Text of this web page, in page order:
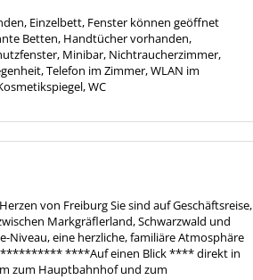
Einzelbett, Fenster können geöffnet
Betten, Handtücher vorhanden,
Minibar, Nichtraucherzimmer,
Telefon im Zimmer, WLAN im
WC
von Freiburg Sie sind auf Geschäftsreise,
Markgräflerland, Schwarzwald und
Niveau, eine herzliche, familiäre Atmosphäre
****Auf einen Blick **** direkt in
zum Hauptbahnhof und zum